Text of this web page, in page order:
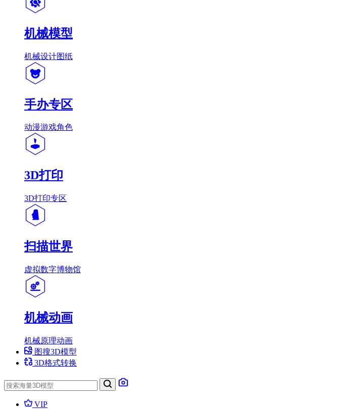
机械模型
机械设计图纸
手办专区
动漫游戏角色
3D打印
3D打印专区
扫描世界
虚拟数字博物馆
机械动画
机械原理动画
图搜3D模型
3D格式转换
VIP